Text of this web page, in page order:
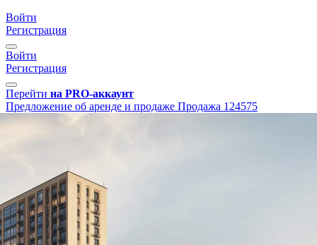
Войти
Регистрация
Войти
Регистрация
Перейти на PRO-аккаунт
Предложение об аренде и продаже Продажа 124575